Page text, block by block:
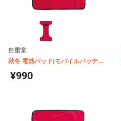
自重堂
秋冬 電熱パッド(モバイルバッテリ
ー対応) FG10020
¥990